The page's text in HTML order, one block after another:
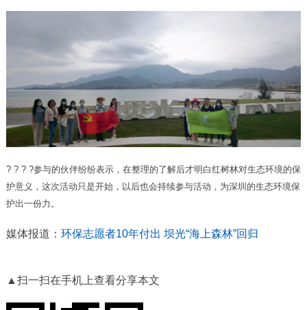
? ? ? ?参与的伙伴纷纷表示，在整理的了解后才明白红树林对生态环境的保
护意义，这次活动只是开始，以后也会持续参与活动，为深圳的生态环境保
护出一份力。
媒体报道： 环保志愿者10年付出 坝光“海上森林”回归
▲扫一扫在手机上查看分享本文